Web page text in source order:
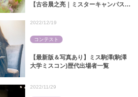
【古谷晨之亮｜ミスターキャンパス関
【最新版＆写真あり】ミス駒澤(駒澤
大学ミスコン)歴代出場者一覧
2022/12/19
コンテスト
2022/11/29